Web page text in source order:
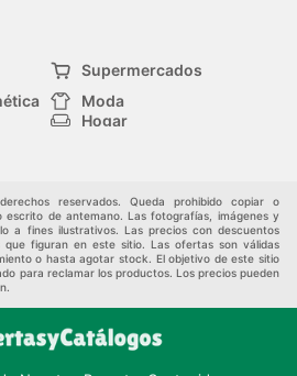
Supermercados
Moda
Hogar
reservados. Queda prohibido copiar o
de antemano. Las fotografías, imágenes y
a fines ilustrativos. Las precios con descuentos
que figuran en este sitio. Las ofertas son válidas
o hasta agotar stock. El objetivo de este sitio
para reclamar los productos. Los precios pueden